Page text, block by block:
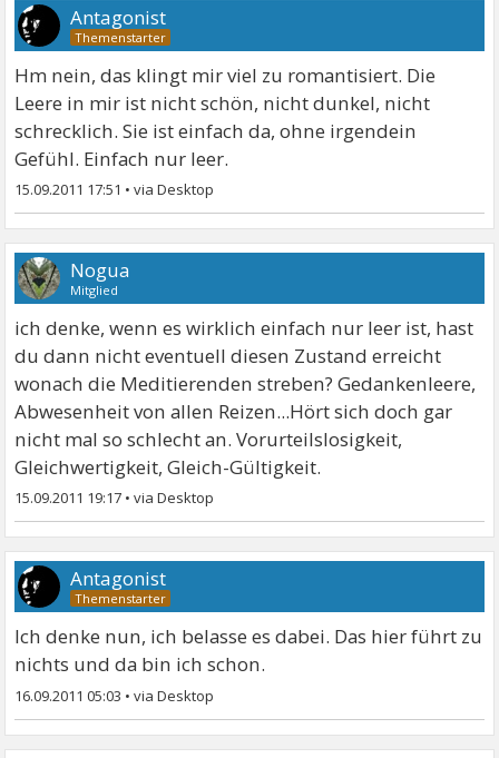
Antagonist
Hm nein, das klingt mir viel zu romantisiert. Die
Leere in mir ist nicht schön, nicht dunkel, nicht
schrecklich. Sie ist einfach da, ohne irgendein
Gefühl. Einfach nur leer.
15.09.2011 17:51 •
Nogua
Mitglied
ich denke, wenn es wirklich einfach nur leer ist, hast
du dann nicht eventuell diesen Zustand erreicht
wonach die Meditierenden streben? Gedankenleere,
Abwesenheit von allen Reizen...Hört sich doch gar
nicht mal so schlecht an. Vorurteilslosigkeit,
Gleichwertigkeit, Gleich-Gültigkeit.
15.09.2011 19:17 •
Antagonist
Ich denke nun, ich belasse es dabei. Das hier führt zu
nichts und da bin ich schon.
16.09.2011 05:03 •